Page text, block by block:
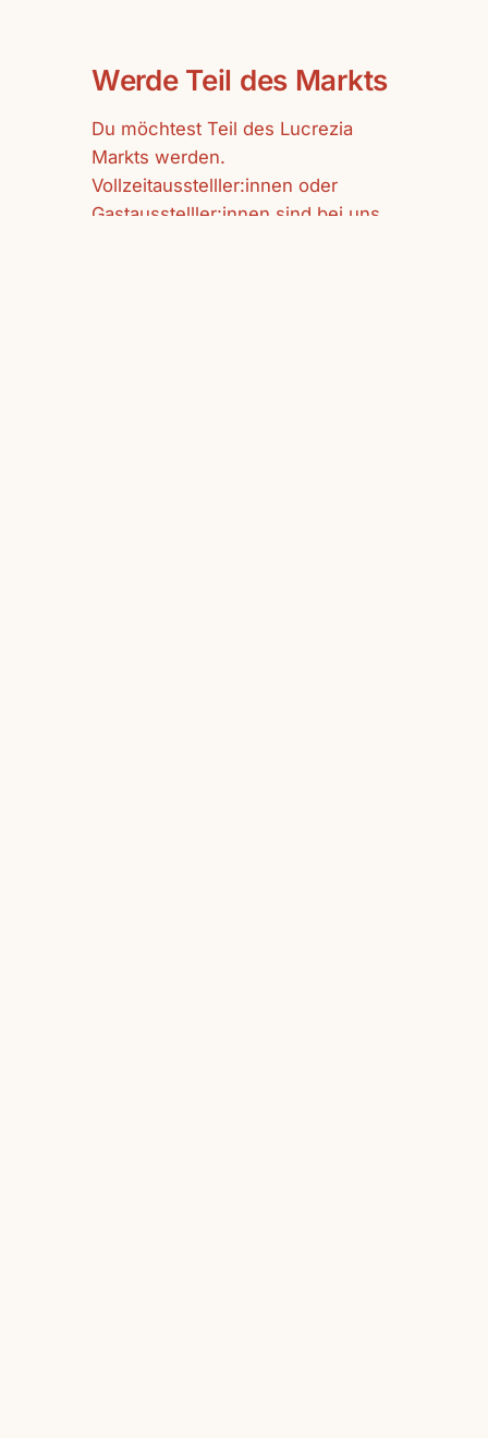
Werde Teil des Markts
Du möchtest Teil des Lucrezia
Markts werden.
Vollzeitausstelller:innen oder
Gastausstelller:innen sind bei uns